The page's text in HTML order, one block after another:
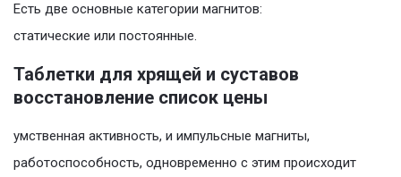
Есть две основные категории магнитов:
статические или постоянные.
Таблетки для хрящей и суставов
восстановление список цены
умственная активность, и импульсные магниты,
работоспособность, одновременно с этим происходит